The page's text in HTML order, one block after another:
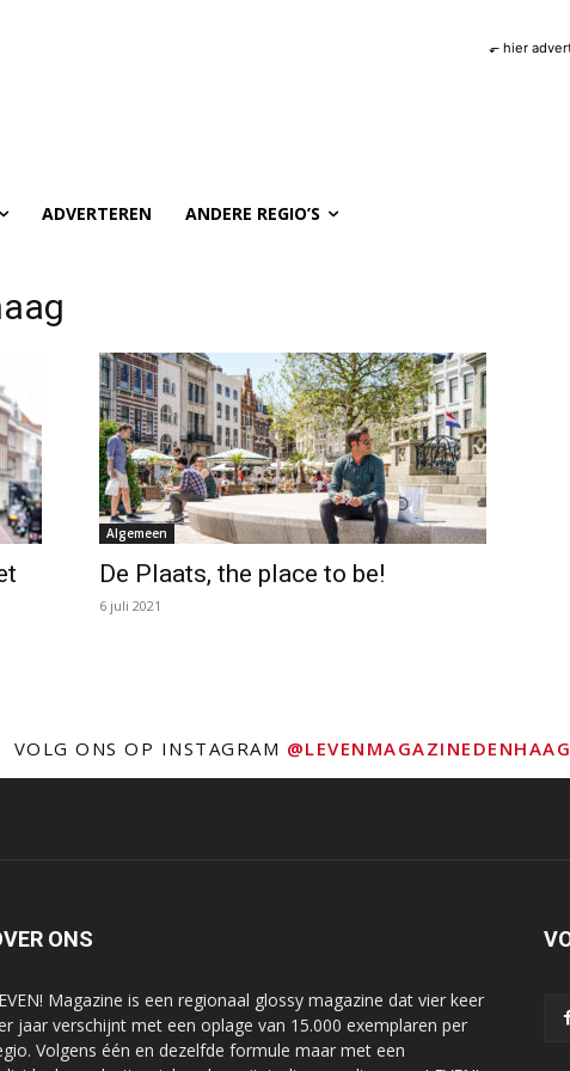
⬐ hier
ADVERTEREN ANDERE REGIO’S
Algemeen
De Plaats, the place to be!
6 juli 2021
VOLG ONS OP INSTAGRAM @LEVENMAGAZINEDENHAAG
ONS
Magazine is een regionaal glossy magazine dat vier keer
jaar verschijnt met een oplage van 15.000 exemplaren per
Volgens één en dezelfde formule maar met een